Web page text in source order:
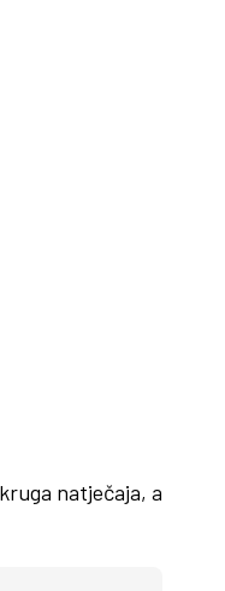
natječaja, a